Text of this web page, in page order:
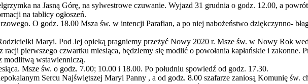
na Jasną Górę, na sylwestrowe czuwanie. Wyjazd 31 grudnia o godz. 12.00, a
na tablicy ogłoszeń.
O godz. 18.00 Msza św. w intencji Parafian, a po niej nabożeństwo dziękczynno-
Maryi. Pod Jej opieką pragniemy przeżyć Nowy 2020 r. Msze św. w Nowy Rok
pierwszego czwartku miesiąca, będziemy się modlić o powołania kapłańskie i zakonne.
modlitwą wstawienniczą.
Msze św. o godz. 7.00; 10.00 i 18.00. Po południu spowiedź od godz. 17.30.
Sercu Najświętszej Maryi Panny , a od godz. 8.00 szafarze zaniosą Komunię św.